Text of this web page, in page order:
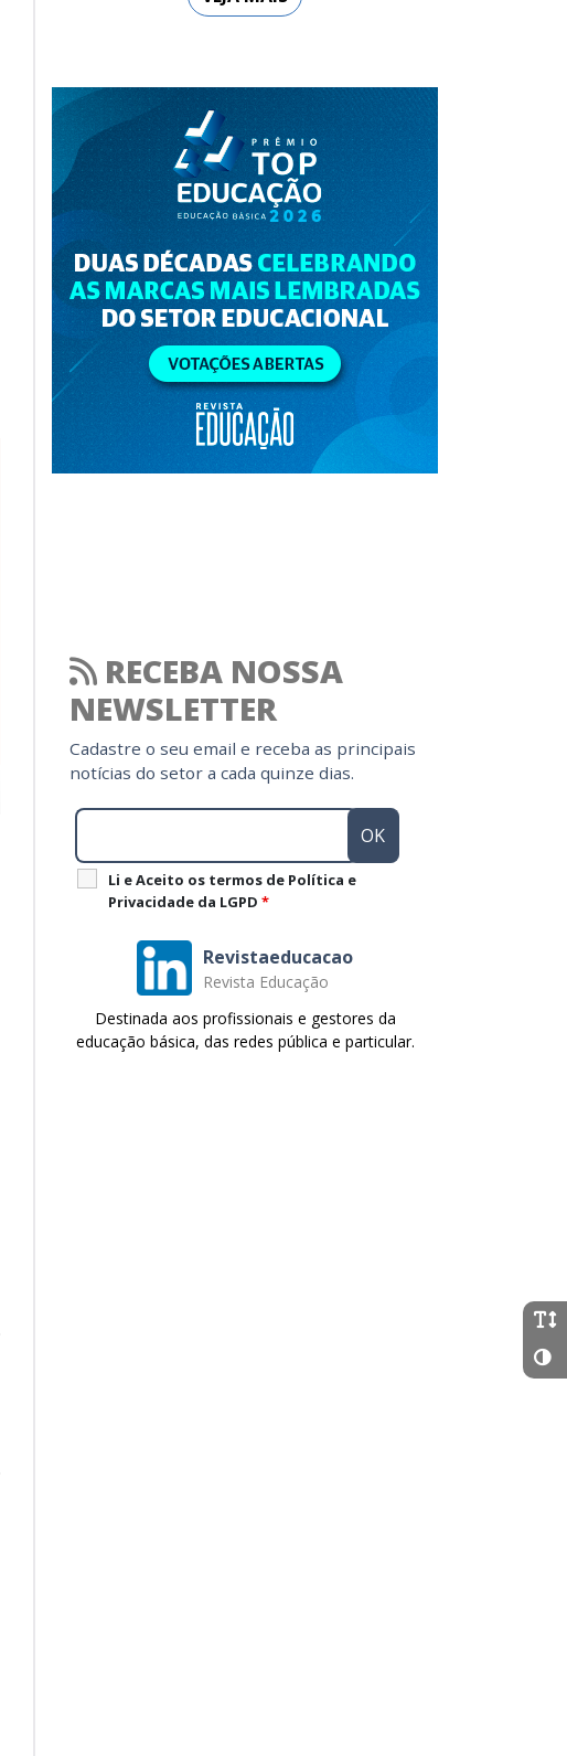
RECEBA NOSSA
NEWSLETTER
Cadastre o seu email e receba as principais
notícias do setor a cada quinze dias.
Li e Aceito os termos de Política e
Privacidade da LGPD *
Revistaeducacao
Revista Educação
Destinada aos profissionais e gestores da
educação básica, das redes pública e particular.